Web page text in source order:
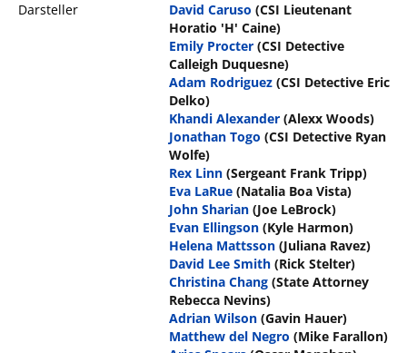
Darsteller
David Caruso (CSI Lieutenant
Horatio 'H' Caine)
Emily Procter (CSI Detective
Calleigh Duquesne)
Adam Rodriguez (CSI Detective Eric
Delko)
Khandi Alexander (Alexx Woods)
Jonathan Togo (CSI Detective Ryan
Wolfe)
Rex Linn (Sergeant Frank Tripp)
Eva LaRue (Natalia Boa Vista)
John Sharian (Joe LeBrock)
Evan Ellingson (Kyle Harmon)
Helena Mattsson (Juliana Ravez)
David Lee Smith (Rick Stelter)
Christina Chang (State Attorney
Rebecca Nevins)
Adrian Wilson (Gavin Hauer)
Matthew del Negro (Mike Farallon)